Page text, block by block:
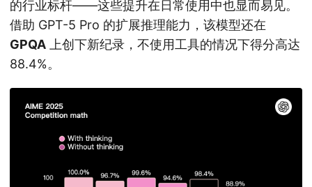
的行业标杆——这些提升在日常使用中也显而易见。
借助 GPT-5 Pro 的扩展推理能力，该模型还在
GPQA 上创下新纪录，不使用工具的情况下得分高达
88.4%。